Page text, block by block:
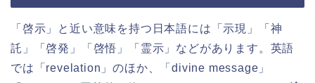
「啓示」と近い意味を持つ日本語には「示現」「神
託」「啓発」「啓悟」「霊示」などがあります。英語
では「revelation」のほか、「divine message」